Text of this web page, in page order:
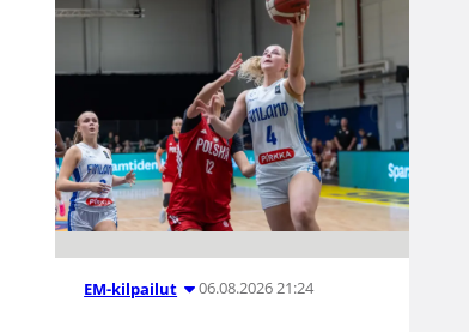
EM-kilpailut 06.08.2026 21:24